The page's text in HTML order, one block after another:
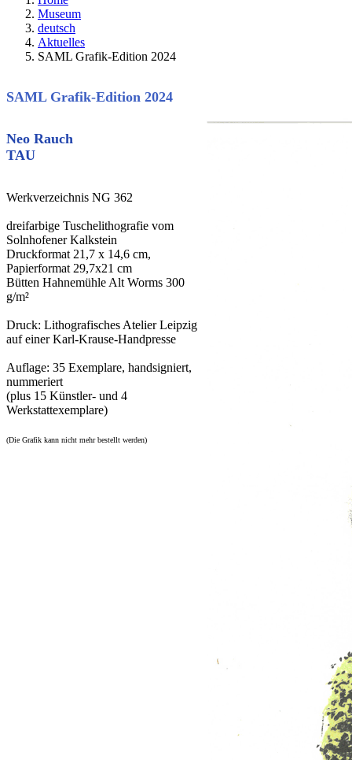
Museum
deutsch
Aktuelles
SAML Grafik-Edition 2024
SAML Grafik-Edition 2024
Neo Rauch
TAU
Werkverzeichnis NG 362
dreifarbige Tuschelithografie vom
Solnhofener Kalkstein
Druckformat 21,7 x 14,6 cm,
Papierformat 29,7x21 cm
Bütten Hahnemühle Alt Worms 300
g/m²
Druck: Lithografisches Atelier Leipzig
auf einer Karl-Krause-Handpresse
Auflage: 35 Exemplare, handsigniert,
nummeriert
(plus 15 Künstler- und 4
Werkstattexemplare)
(Die Grafik kann nicht mehr bestellt werden)